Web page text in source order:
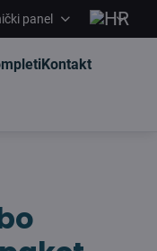
panel
Kontakt